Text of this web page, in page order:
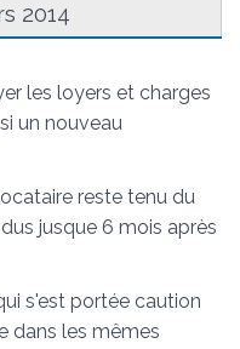
2014
les loyers et charges
un nouveau
reste tenu du
jusque 6 mois après
s'est portée caution
dans les mêmes